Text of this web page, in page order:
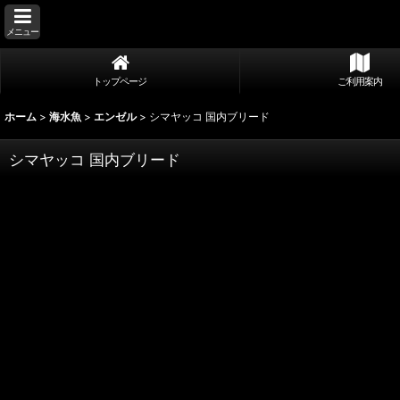
メニュー
トップページ ご利用案内
ホーム > 海水魚 > エンゼル > シマヤッコ 国内ブリード
シマヤッコ 国内ブリード